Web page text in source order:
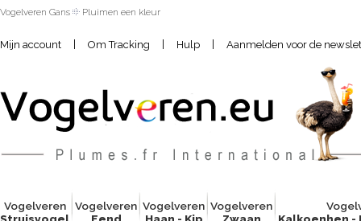
Vogelveren Gans Pluimen een kleur
Mijn account | Om Tracking | Hulp | Aanmelden voor de
Vogelveren
Struisvogel
Vogelveren
Eend
Vogelveren
Haan - Kip
Vogelveren
Zwaan
Kalkoenhen -